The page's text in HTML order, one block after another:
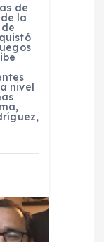
de
la
nivel